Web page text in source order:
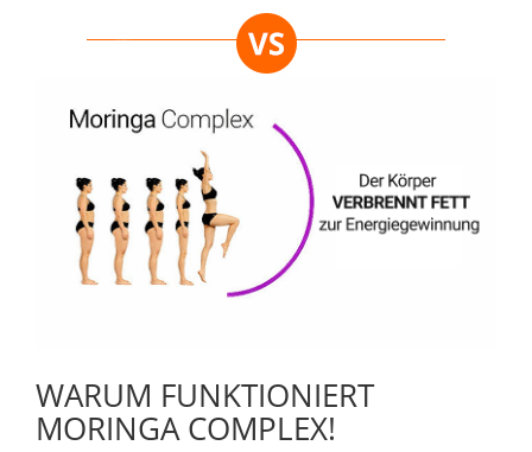
WARUM FUNKTIONIERT
MORINGA COMPLEX!